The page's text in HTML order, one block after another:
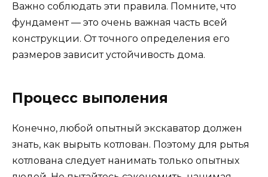
Важно соблюдать эти правила. Помните, что
фундамент — это очень важная часть всей
конструкции. От точного определения его
размеров зависит устойчивость дома.
Процесс выполения
Конечно, любой опытный экскаватор должен
знать, как вырыть котлован. Поэтому для рытья
котлована следует нанимать только опытных